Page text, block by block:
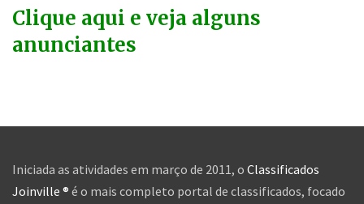
Clique aqui e veja alguns
anunciantes
Iniciada as atividades em março de 2011, o Classificados
Joinville ® é o mais completo portal de classificados, focado